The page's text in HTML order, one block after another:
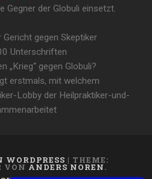
Gegner der Globuli einsetzt.
gegen Skeptiker
Unterschriften
„Krieg“ gegen Globuli?
erstmals, mit welchem
Lobby der Heilpraktiker-und-
WORDPRESS | THEME:
VON ANDERS NOREN.